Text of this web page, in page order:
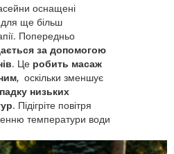
оснащені
ще більш
Попередньо
за допомогою
. Це робить масаж
, оскільки зменшує
низьких
. Підігріте повітря
температури води